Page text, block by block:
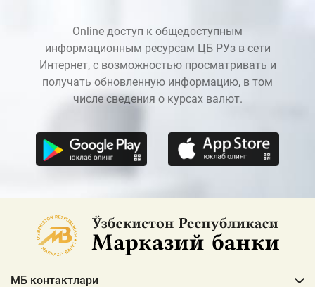
Online доступ к общедоступным
информационным ресурсам ЦБ РУз в сети
Интернет, с возможностью просматривать и
получать обновленную информацию, в том
числе сведения о курсах валют.
МБ контактлари